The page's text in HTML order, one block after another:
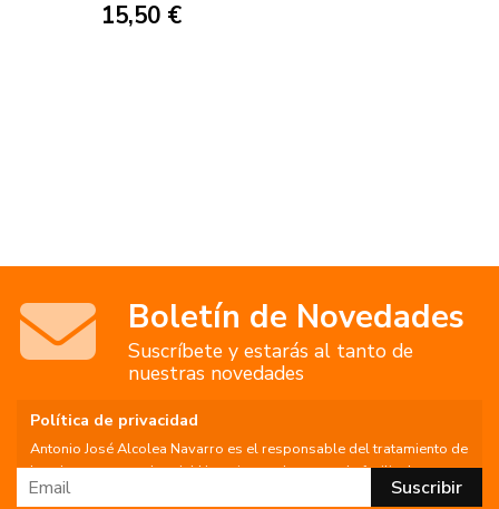
15,50 €
Boletín de Novedades
Suscríbete y estarás al tanto de
nuestras novedades
Política de privacidad
Antonio José Alcolea Navarro es el responsable del tratamiento de
los datos personales del Usuario, por lo que se le facilita la
siguiente información del tratamiento: